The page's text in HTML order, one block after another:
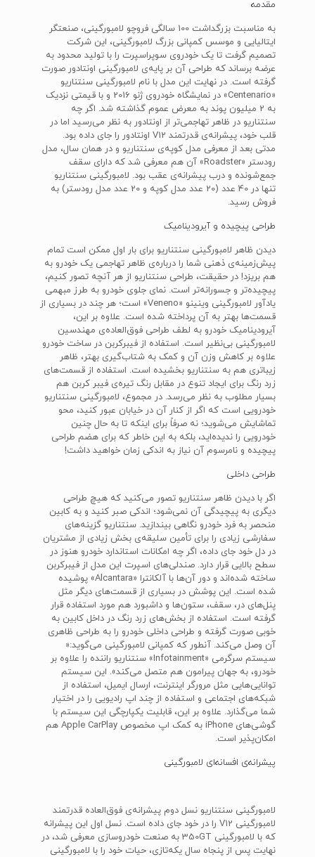
مقدمه
به مناسبت بزرگداشت 100 سالگی فروچو لامبورگینی، صنعتگر
ایتالیایی و موسس کمپانی بزرگ لامبورگینی، این شرکت
تصمیم گرفت تا یک خودروی سوپراسپرت را با تولید محدود به
عرضه برساند که طراحی آن بر پایه‌ی لامبورگینی اونتادور صورت
گرفته است. در نهایت این مدل با نام لامبورگینی سنتناریو
«Centenario» در نمایشگاه خودروی ژنو 2016 و با قیمتی نزدیک
به 2 میلیون پوند به معرض عموم گذاشته شد. اگر چه
سنتناریو در ظاهر تهاجمی‌تر از اونتادور به نظر می‌رسید اما در
قلب خود، پیشرانه‌ی قدرتمند V12 اونتادور را جای داده بود.
مدتی بعد از معرفی مدل کوپه‌ی سنتناریو و در همان سال، مدل
رودستر «Roadster» آن هم معرفی شد که دارای سقف
جمع‌شونده و درب پیشرانه‌ی عقب بود. لامبورگینی سنتناریو
تنها در 40 عدد (20 عدد مدل کوپه و 20 عدد مدل رودستر) به
فروش رسید.
طراحی پیچیده و آیرودینامیک
دیدن ظاهر لامبورگینی سنتناریو برای بار اول ممکن است تمام
پیش‌زمینه‌ی ذهنی شما را درباره‌ی ظاهر تهاجمی یک خودرو به
هم بریزد! در حقیقت، طراحی سنتناریو از هر آنچه تصور کنیم،
پیچیده‌تر و جسورانه‌تر است. نمای جلوی خودرو به طرز مبهمی
یادآور لامبورگینی وینینو «Veneno» است؛ هر چند در بسیاری از
قسمت‌ها بهتر به آن پرداخته شده است. علاوه بر این،
آیرودینامیک خودرو به لطف طراحی فوق‌العاده‌ی مهندسین
لامبورگینی بی‌نظیر است. استفاده از فیبرکربن در ساخت خودرو
علاوه بر کاهش وزن آن و کمک به شتاب‌گیری بهتر، ظاهر
زیباتری هم به سنتناریو بخشیده است. استفاده از قسمت‌های
زرد رنگ برای ایجاد تنوع در مقابل رنگ تیره‌ی فیبر کربن هم
بسیار مطلوب به نظر می‌رسد. در مجموع، لامبورگینی سنتناریو
خودرویی است که اگر از کنار آن در خیابان عبور کنید، محو
تماشایش می‌شوید؛ نه صرفاً برای اینکه تا به حال چنین
خودرویی را ندیده‌اید، بلکه به این خاطر که برای هضم طراحی
پیچیده و نامرسوم آن نیاز به اندکی زمان خواهید داشت!
طراحی داخلی
اگر با دیدن ظاهر سنتناریو تصور می‌کنید که هیچ طراحی
دیگری به پیچیدگی آن نمی‌شود؛ اندکی صبر کنید و به کابین
منحصر به فرد خودرو نگاهی بیندازید. سنتناریو گزینه‌های
سفارشی زیادی را برای تأمین سلیقه‌ی بخش زیادی از مشتریان
در دل خود جای داده، اگر چه امکانات استاندارد خودرو هنوز در
سطح بالایی قرار دارد. صندلی‌های اسپرت این مدل از فیبرکربن
ساخته شده‌اند و دور آن‌ها با آلکانترا «Alcantara» پوشیده
شده است. این پوشش در بسیاری از قسمت‌های دیگر مثل
پنل‌های در، سقف، ستون‌ها و داشبورد هم مورد استفاده قرار
گرفته است. استفاده از بخش‌های زرد رنگ در داخل کابین به
خوبی صورت گرفته و طراحی داخلی خودرو را به طراحی ظاهری
آن وصل می‌کند. آنطور که کمپانی لامبورگینی می‌گوید:«
سیستم سرگرمی «Infotainment» سنتناریو راننده را علاوه بر
خودرو، به جهان پیرامون هم متصل می‌کند». این سیستم
توانایی‌هایی مثل مرورگر اینترنت، ارسال ایمیل، استفاده از
شبکه‌های اجتماعی و استفاده از چند اپ رادیویی را در اختیار
شما می‌گذارد. علاوه بر این، قابلیت یکپارچگی این سیستم با
گوشی‌های iPhone به کمک اپ مخصوص Apple CarPlay هم
امکان‌پذیر است.
پیشرانه‌ی افسانه‌ای لامبورگینی
لامبورگینی سنتناریو نسل دوم پیشرانه‌ی فوق‌العاده قدرتمند
لامبورگینی V12 را در خود جای داده است. نسل اول این پیشرانه
که با لامبورگینی 350GT به صنعت خودروسازی معرفی شد، در
نهایت پس از پنجاه سال یکه‌تازی، حیات خود را با لامبورگینی